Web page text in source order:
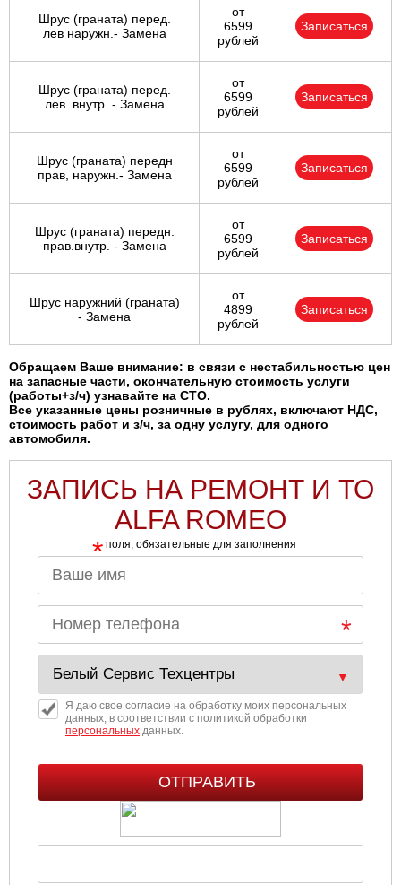
Шрус (граната) перед.
лев наружн.- Замена
от
6599
рублей
Записаться
Шрус (граната) перед.
лев. внутр. - Замена
от
6599
рублей
Записаться
Шрус (граната) передн
прав, наружн.- Замена
от
6599
рублей
Записаться
Шрус (граната) передн.
прав.внутр. - Замена
от
6599
рублей
Записаться
Шрус наружний (граната)
- Замена
от
4899
рублей
Записаться
Обращаем Ваше внимание: в связи с нестабильностью цен
на запасные части, окончательную стоимость услуги
(работы+з/ч) узнавайте на СТО.
Все указанные цены розничные в рублях, включают НДС,
стоимость работ и з/ч, за одну услугу, для одного
автомобиля.
ЗАПИСЬ НА РЕМОНТ И ТО
ALFA ROMEO
* поля, обязательные для заполнения
Я даю свое согласие на обработку моих персональных
данных, в соответствии с политикой обработки
персональныхданных.